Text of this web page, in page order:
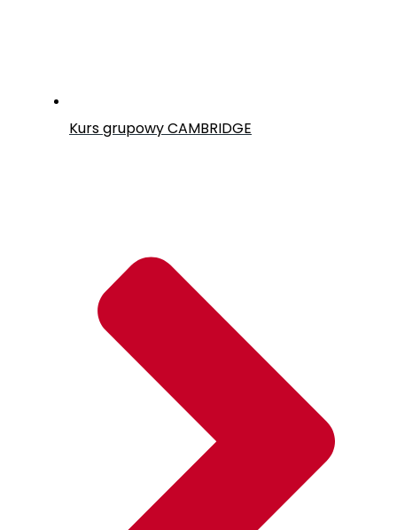
Kurs grupowy CAMBRIDGE